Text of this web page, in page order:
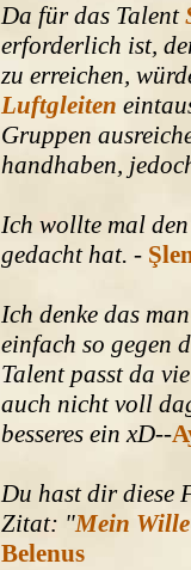
Da für das Talent
erforderlich ist,
zu erreichen,
Luftgleiten
Gruppen
handhaben,
Ich wollte mal
gedacht hat. -
Ich denke das
einfach so gegen
Talent passt da
auch nicht voll
besseres ein xD--
Du hast dir diese
Zitat: "Mein
Belenus